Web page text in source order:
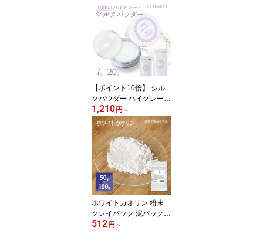
明 手作り石鹸 宝石石鹸
材料 [ グリセリンソープ
手作り石けん 宝石石けん
自由研究 工作 植物性 石
鹸 素地 無色 透明石鹸 夏
休む 小学生 子供 クラフ
ト ]
【ポイント10倍】 シル
クパウダー ハイグレード
シルク100％ 国産 フェイ
スパウダー ルースパウダ
ー ナイトパウダー ファ
ンデーション 24時間 7g
9g 20g 詰め替え用 / パフ
付きケース [ ノーカラー
ファンデ 化粧下地 毛穴
石鹸オフ テカリ UVカッ
ト ]
1,210 円 ～
ホワイトカオリン 粉末
クレイパック 泥パック
カオリン 毛穴 黒ずみ 50
512 円 ～